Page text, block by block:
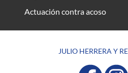
Actuación contra acoso
JULIO HERRERA Y